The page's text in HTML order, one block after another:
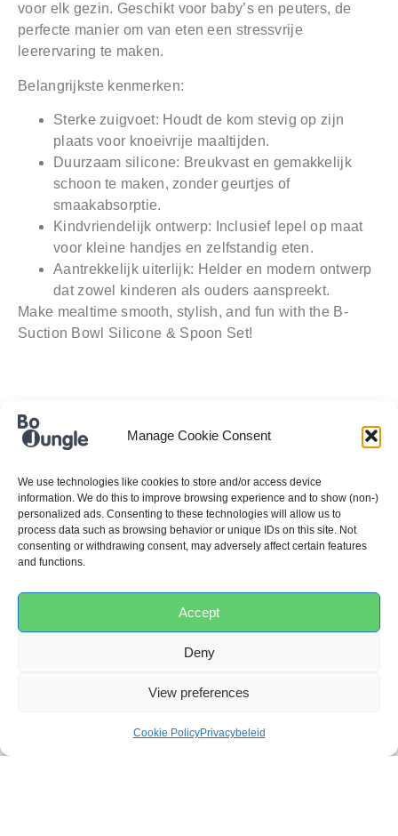
Manage Cookie Consent
We use technologies like cookies to store and/or access device
information. We do this to improve browsing experience and to show (non-)
personalized ads. Consenting to these technologies will allow us to
process data such as browsing behavior or unique IDs on this site. Not
consenting or withdrawing consent, may adversely affect certain features
and functions.
Accept
Deny
View preferences
Cookie PolicyPrivacybeleid
voor elk gezin. Geschikt voor baby’s en peuters, de
perfecte manier om van eten een stressvrije
leerervaring te maken.
Belangrijkste kenmerken:
Sterke zuigvoet: Houdt de kom stevig op zijn
plaats voor knoeivrije maaltijden.
Duurzaam silicone: Breukvast en gemakkelijk
schoon te maken, zonder geurtjes of
smaakabsorptie.
Kindvriendelijk ontwerp: Inclusief lepel op maat
voor kleine handjes en zelfstandig eten.
Aantrekkelijk uiterlijk: Helder en modern ontwerp
dat zowel kinderen als ouders aanspreekt.
Make mealtime smooth, stylish, and fun with the B-
Suction Bowl Silicone & Spoon Set!
AANVULLENDE
INFORMATIE
SKU:B500600